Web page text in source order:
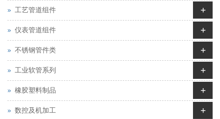
工艺管道组件 +
仪表管道组件 +
不锈钢管件类 +
工业软管系列 +
橡胶塑料制品 +
数控及机加工 +